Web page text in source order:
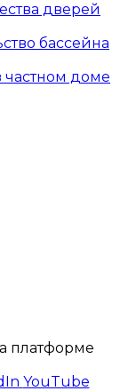
дверей
бассейна
частном доме
платформе
YouTube